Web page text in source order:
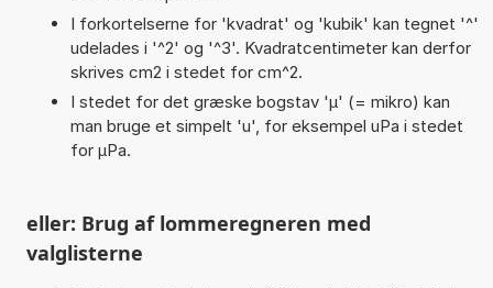
I forkortelserne for 'kvadrat' og 'kubik' kan tegnet '^'
udelades i '^2' og '^3'. Kvadratcentimeter kan derfor
skrives cm2 i stedet for cm^2.
I stedet for det græske bogstav 'µ' (= mikro) kan
man bruge et simpelt 'u', for eksempel uPa i stedet
for µPa.
eller: Brug af lommeregneren med
valglisterne